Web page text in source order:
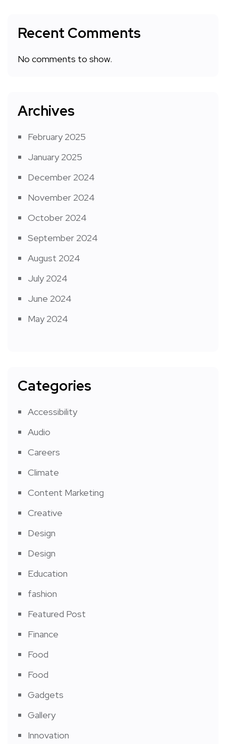
Recent Comments
No comments to show.
Archives
February 2025
January 2025
December 2024
November 2024
October 2024
September 2024
August 2024
July 2024
June 2024
May 2024
Categories
Accessibility
Audio
Careers
Climate
Content Marketing
Creative
Design
Design
Education
fashion
Featured Post
Finance
Food
Food
Gadgets
Gallery
Innovation